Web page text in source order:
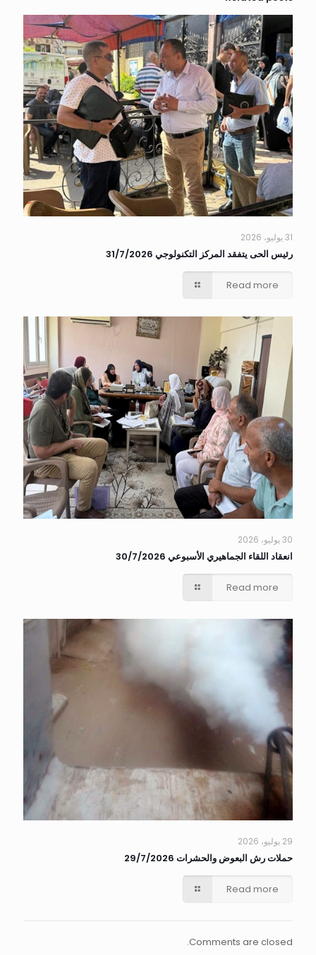
31 يوليو، 2026
رئيس الحى يتفقد المركز التكنولوجي 31/7/2026
Read more
30 يوليو، 2026
انعقاد اللقاء الجماهيري الأسبوعي 30/7/2026
Read more
29 يوليو، 2026
حملات رش البعوض والحشرات 29/7/2026
Read more
Comments are closed.